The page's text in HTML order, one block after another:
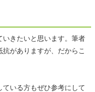
いきたいと思います。筆者
がありますが、だからこ
ている方もぜひ参考にして